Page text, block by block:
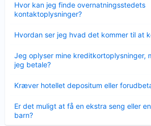
Hvor kan jeg finde overnatningsstedets
kontaktoplysninger?
Hvordan ser jeg hvad det kommer til at
Jeg oplyser mine kreditkortoplysninger,
jeg betale?
Kræver hotellet depositum eller
Er det muligt at få en ekstra seng eller
barn?